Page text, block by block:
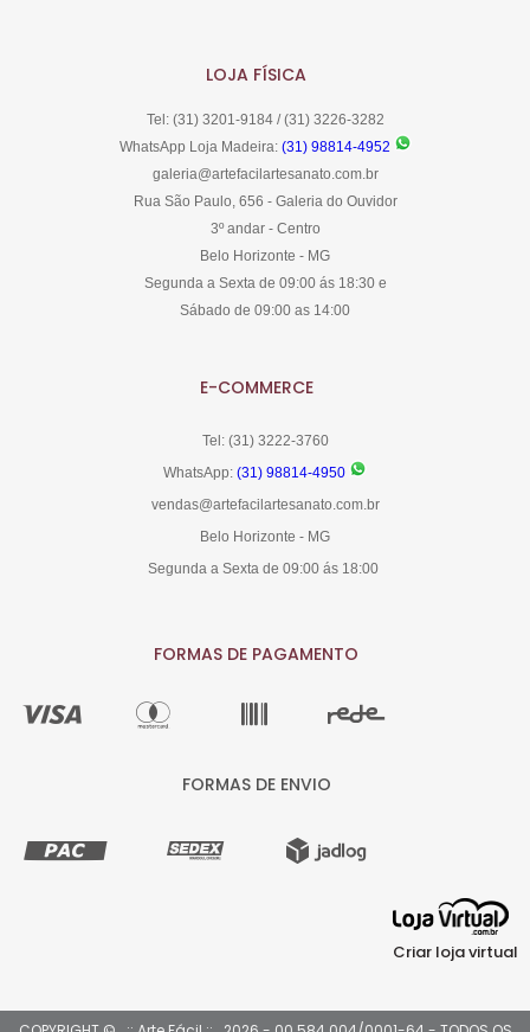
LOJA FÍSICA
Tel: (31) 3201-9184 / (31) 3226-3282
WhatsApp Loja Madeira: (31) 98814-4952
galeria@artefacilartesanato.com.br
Rua São Paulo, 656 - Galeria do Ouvidor
3º andar - Centro
Belo Horizonte - MG
Segunda a Sexta de 09:00 ás 18:30 e
Sábado de 09:00 as 14:00
E-COMMERCE
Tel: (31) 3222-3760
WhatsApp: (31) 98814-4950
vendas@artefacilartesanato.com.br
Belo Horizonte - MG
Segunda a Sexta de 09:00 ás 18:00
FORMAS DE PAGAMENTO
FORMAS DE ENVIO
Criar loja virtual